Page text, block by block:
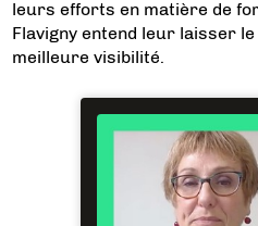
leurs efforts en matière de
Flavigny entend leur laisser
meilleure visibilité.